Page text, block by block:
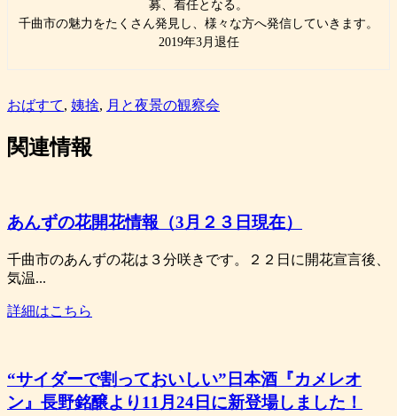
募、着任となる。
千曲市の魅力をたくさん発見し、様々な方へ発信していきます。
2019年3月退任
おばすて, 姨捨, 月と夜景の観察会
関連情報
あんずの花開花情報（3月２３日現在）
千曲市のあんずの花は３分咲きです。２２日に開花宣言後、
気温...
詳細はこちら
“サイダーで割っておいしい”日本酒『カメレオ
ン』長野銘醸より11月24日に新登場しました！